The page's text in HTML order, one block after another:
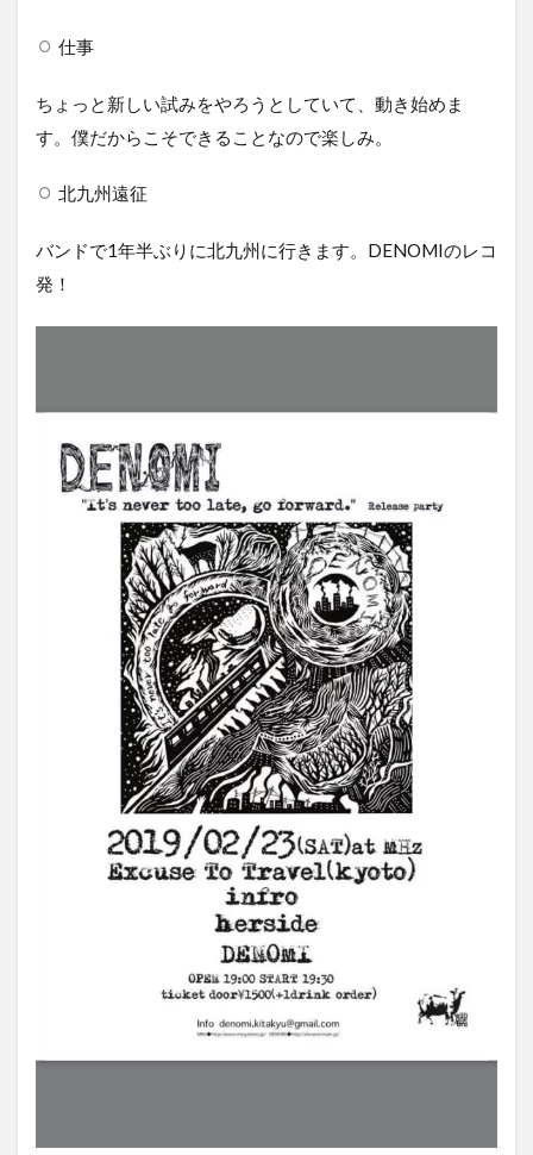
仕事
ちょっと新しい試みをやろうとしていて、動き始めま
す。僕だからこそできることなので楽しみ。
北九州遠征
バンドで1年半ぶりに北九州に行きます。DENOMIのレコ
発！